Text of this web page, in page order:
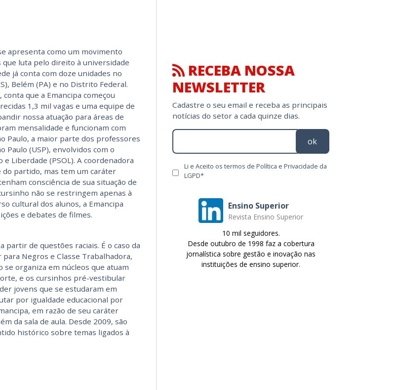
apresenta como um movimento
luta pelo direito à universidade
já conta com doze unidades no
Belém (PA) e no Distrito Federal.
que a Emancipa começou
1,3 mil vagas e uma equipe de
nossa atuação para áreas de
mensalidade e funcionam com
Paulo, a maior parte dos professores
Paulo (USP), envolvidos com o
Liberdade (PSOL). A coordenadora
partido, mas tem um caráter
consciência de sua situação de
não se restringem apenas à
cultural dos alunos, a Emancipa
e debates de filmes.
de questões raciais. É o caso da
para Negros e Classe Trabalhadora,
organiza em núcleos que atuam
e os cursinhos pré-vestibular
jovens que se estudaram em
por igualdade educacional por
em razão de seu caráter
da sala de aula. Desde 2009, são
histórico sobre temas ligados à
RECEBA NOSSA
NEWSLETTER
Cadastre o seu email e receba as principais
notícias do setor a cada quinze dias.
ok
Li e Aceito os termos de Política e Privacidade da
LGPD*
Ensino Superior
Revista Ensino Superior
10 mil seguidores.
Desde outubro de 1998 faz a cobertura
jornalística sobre gestão e inovação nas
instituições de ensino superior.